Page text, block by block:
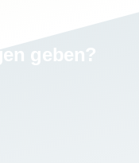
geben?